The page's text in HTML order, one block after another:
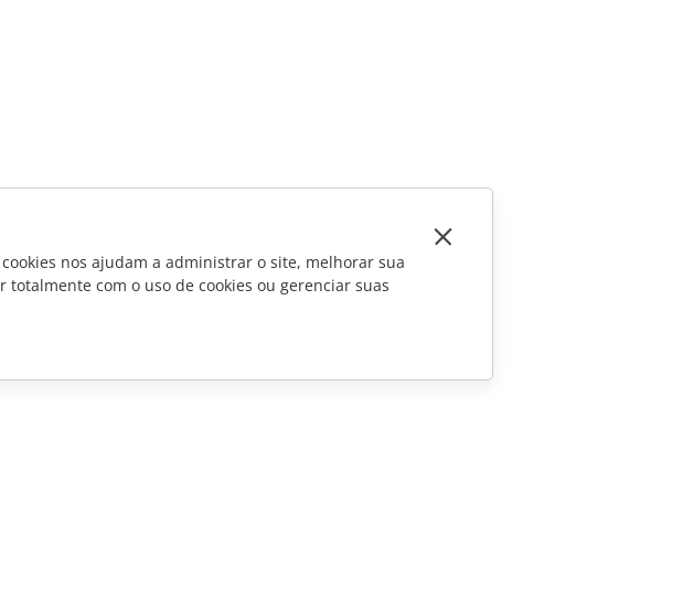
nos ajudam a administrar o site, melhorar sua
com o uso de cookies ou gerenciar suas